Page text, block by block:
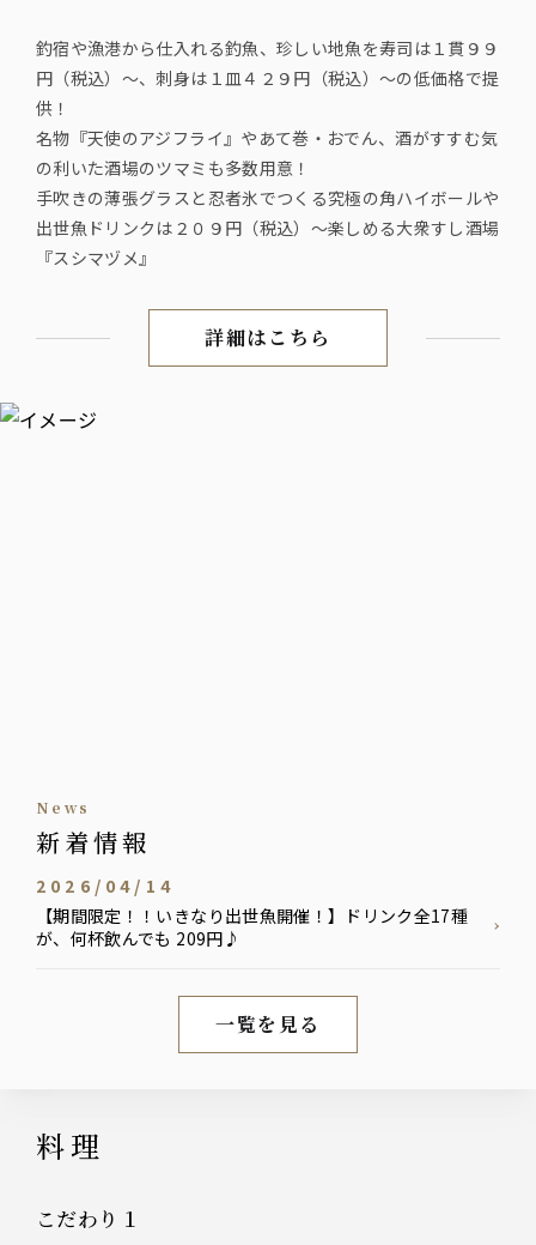
釣宿や漁港から仕入れる釣魚、珍しい地魚を寿司は１貫９９
円（税込）～、刺身は１皿４２９円（税込）〜の低価格で提
供！
名物『天使のアジフライ』やあて巻・おでん、酒がすすむ気
の利いた酒場のツマミも多数用意！
手吹きの薄張グラスと忍者氷でつくる究極の角ハイボールや
出世魚ドリンクは２０９円（税込）〜楽しめる大衆すし酒場
『スシマヅメ』
都会にいながら美味い釣魚が
詳細はこちら
news
新着情報
新着情報
一覧を見る
2026/04/14
【期間限定！！いきなり出世魚開催！】ドリンク全17種
が、何杯飲んでも 209円♪
料理
こだわり１